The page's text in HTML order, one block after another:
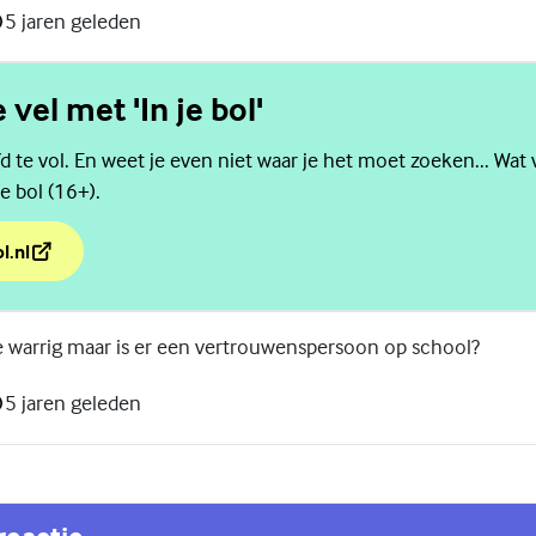
5 jaren geleden
vel met 'In je bol'
te vol. En weet je even niet waar je het moet zoeken...
bol (16+).
vel met 'In je bol'
warrig maar is er een vertrouwenspersoon op school?
5 jaren geleden